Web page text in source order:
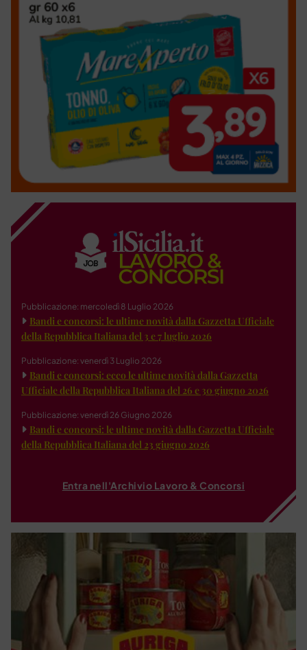
Pubblicazione: mercoledì 8 Luglio 2026
Bandi e concorsi: le ultime novità dalla Gazzetta Ufficiale
della Repubblica Italiana del 3 e 7 luglio 2026
Pubblicazione: venerdì 3 Luglio 2026
Bandi e concorsi: ecco le ultime novità dalla Gazzetta
Ufficiale della Repubblica Italiana del 26 e 30 giugno 2026
Pubblicazione: venerdì 26 Giugno 2026
Bandi e concorsi: le ultime novità dalla Gazzetta Ufficiale
della Repubblica Italiana del 23 giugno 2026
Entra nell'Archivio Lavoro & Concorsi